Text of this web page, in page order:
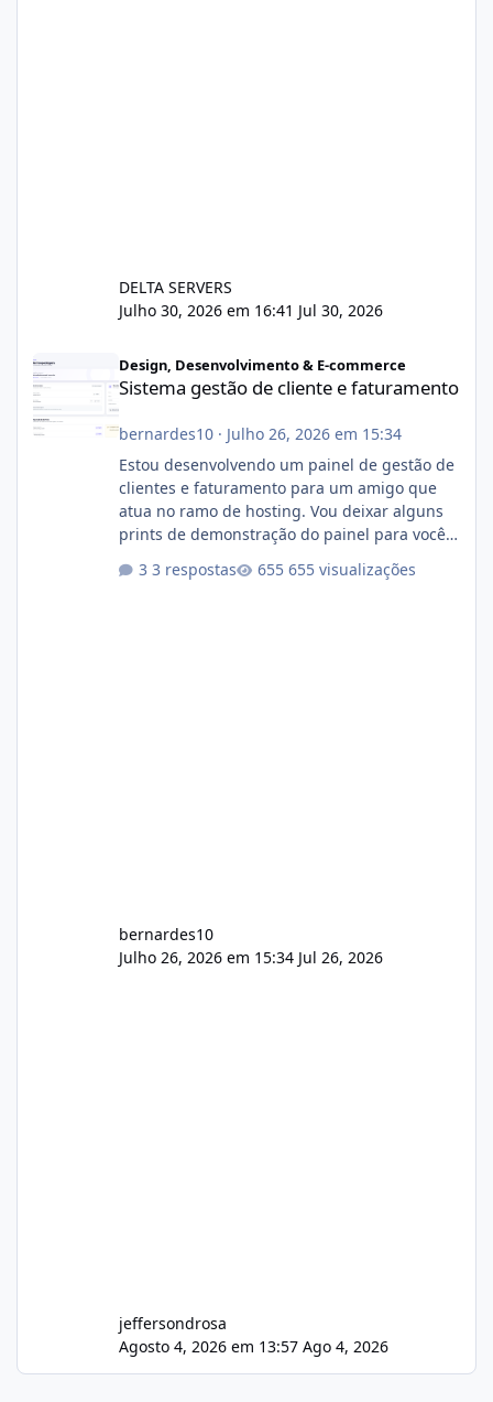
DELTA SERVERS
Julho 30, 2026 em 16:41 Jul 30, 2026
Design, Desenvolvimento & E-commerce
Sistema gestão de cliente e faturamento
bernardes10· Julho 26, 2026 em 15:34
Estou desenvolvendo um painel de gestão de
clientes e faturamento para um amigo que
atua no ramo de hosting. Vou deixar alguns
prints de demonstração do painel para vocês
com cerca de 80% concluído e conta com
3 respostas 655 visualizações
bernardes10
Julho 26, 2026 em 15:34 Jul 26, 2026
jeffersondrosa
Agosto 4, 2026 em 13:57 Ago 4, 2026